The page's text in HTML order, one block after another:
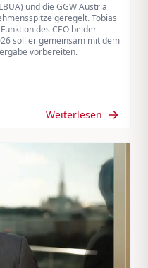
und die GGW Austria
geregelt. Tobias
des CEO beider
soll er gemeinsam mit dem
vorbereiten.
Weiterlesen